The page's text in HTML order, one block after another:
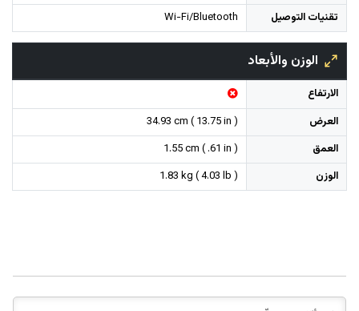
تقنيات التوصيل
Wi-Fi/Bluetooth
الوزن والأبعاد
الارتفاع
العرض
34.93 cm ( 13.75 in )
العمق
1.55 cm ( .61 in )
الوزن
1.83 kg ( 4.03 lb )